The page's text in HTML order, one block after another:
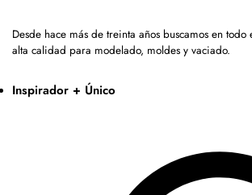
Desde hace más de treinta años buscamos en
alta calidad para modelado, moldes y vaciado.
Inspirador + Único